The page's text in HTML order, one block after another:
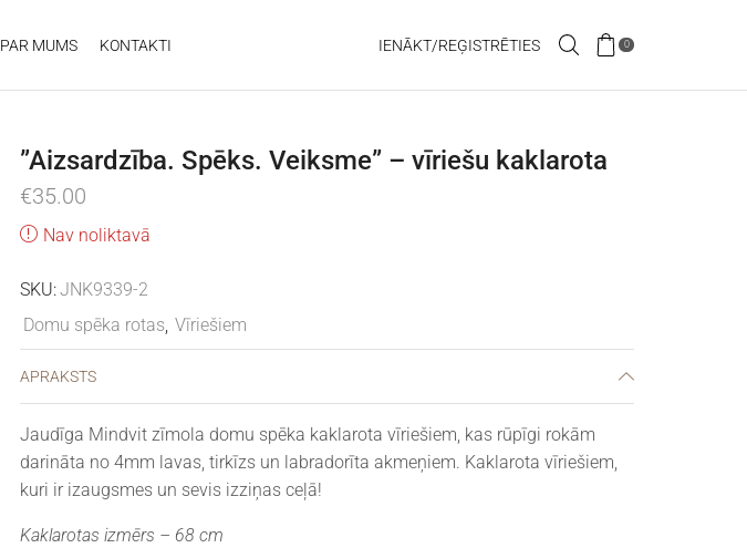
PAR MUMS KONTAKTI IENĀKT/REĢISTRĒTIES 0
”Aizsardzība. Spēks. Veiksme” – vīriešu kaklarota
€35.00
Nav noliktavā
SKU:JNK9339-2
Domu spēka rotas, Vīriešiem
APRAKSTS
Jaudīga Mindvit zīmola domu spēka kaklarota vīriešiem, kas rūpīgi rokām
darināta no 4mm lavas, tirkīzs un labradorīta akmeņiem. Kaklarota vīriešiem,
kuri ir izaugsmes un sevis izziņas ceļā!
Kaklarotas izmērs – 68 cm